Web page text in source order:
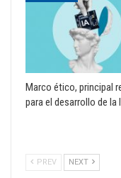
Marco ético, principal
para el desarrollo de la
PREV NEXT